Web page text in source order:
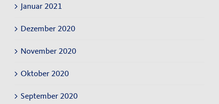
Januar 2021
Dezember 2020
November 2020
Oktober 2020
September 2020